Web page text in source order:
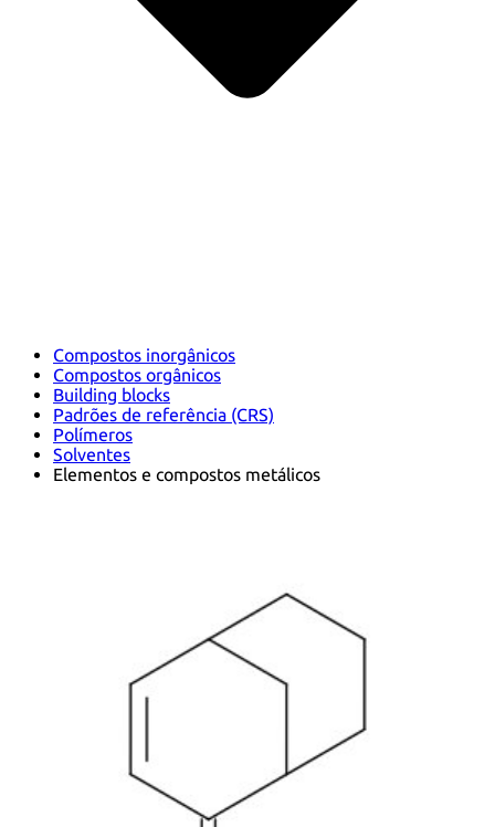
Compostos inorgânicos
Compostos orgânicos
Building blocks
Padrões de referência (CRS)
Polímeros
Solventes
Elementos e compostos metálicos